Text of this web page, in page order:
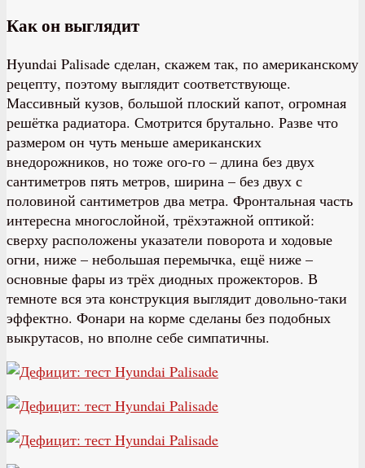
Как он выглядит
Hyundai Palisade сделан, скажем так, по американскому
рецепту, поэтому выглядит соответствующе.
Массивный кузов, большой плоский капот, огромная
решётка радиатора. Смотрится брутально. Разве что
размером он чуть меньше американских
внедорожников, но тоже ого-го – длина без двух
сантиметров пять метров, ширина – без двух с
половиной сантиметров два метра. Фронтальная часть
интересна многослойной, трёхэтажной оптикой:
сверху расположены указатели поворота и ходовые
огни, ниже – небольшая перемычка, ещё ниже –
основные фары из трёх диодных прожекторов. В
темноте вся эта конструкция выглядит довольно-таки
эффектно. Фонари на корме сделаны без подобных
выкрутасов, но вполне себе симпатичны.